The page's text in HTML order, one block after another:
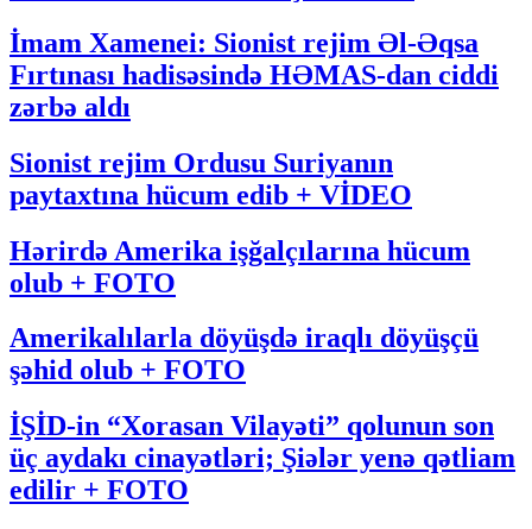
İmam Xamenei: Sionist rejim Əl-Əqsa
Fırtınası hadisəsində HƏMAS-dan ciddi
zərbə aldı
Sionist rejim Ordusu Suriyanın
paytaxtına hücum edib + VİDEO
Hərirdə Amerika işğalçılarına hücum
olub + FOTO
Amerikalılarla döyüşdə iraqlı döyüşçü
şəhid olub + FOTO
İŞİD-in “Xorasan Vilayəti” qolunun son
üç aydakı cinayətləri; Şiələr yenə qətliam
edilir + FOTO